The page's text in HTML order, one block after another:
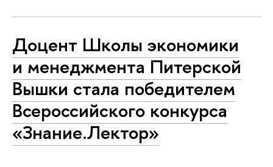
Доцент Школы экономики
и менеджмента Питерской
Вышки стала победителем
Всероссийского конкурса
«Знание.Лектор»